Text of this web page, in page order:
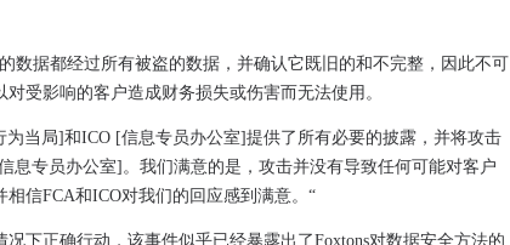
西兰5克网
用开放式RAN测试和集成实验室
亚公共部门的主要胜利
，因为父母的利润为40亿美元
望使IOT本地化实现
英国政府5G审判的资金
数据都经过所有被盗的数据，并确认它既旧的和不完整，因此不可
受影响的客户造成财务损失或伤害而无法使用。
为当局]和ICO [信息专员办公室]提供了所有必要的披露，并将攻击
息专员办公室]。我们满意的是，攻击并没有导致任何可能对客户
信FCA和ICO对我们的回应感到满意。“
况下正确行动，该事件似乎已经暴露出了Foxtons对数据安全方法的